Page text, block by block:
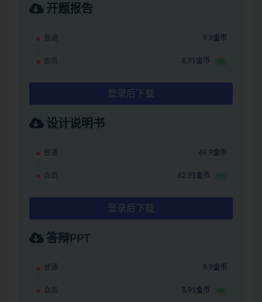
开题报告
普通 9.9金币
会员 8.91金币 9折
登录后下载
设计说明书
普通 69.9金币
会员 62.91金币 9折
登录后下载
答辩PPT
普通 9.9金币
会员 8.91金币 9折